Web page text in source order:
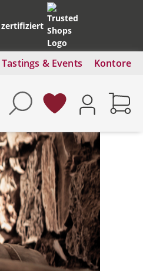
Tastings & Events Kontore